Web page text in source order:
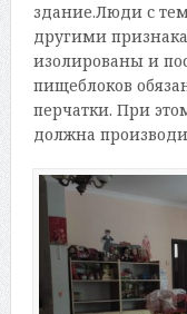
здание.Люди с
другими
изолированы и
пищеблоков
перчатки. При
должна